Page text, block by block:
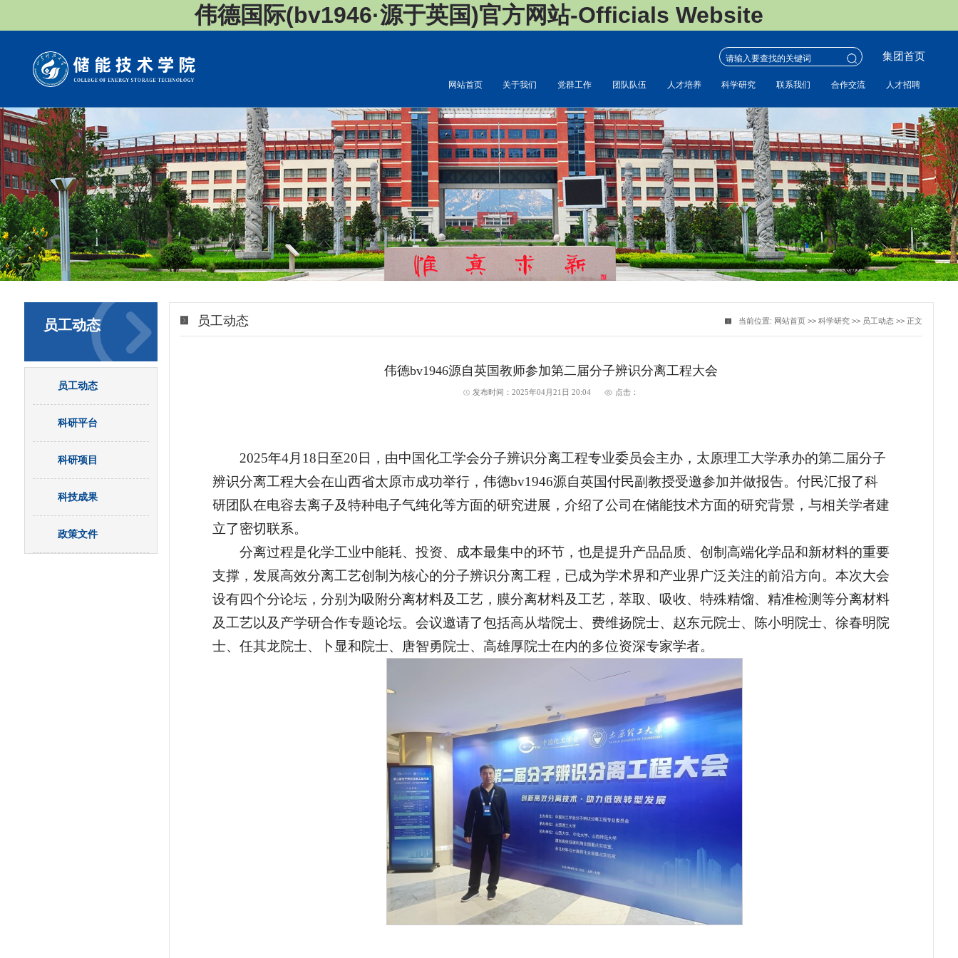
伟德国际(bv1946·源于英国)官方网站-Officials Website
集团首页
网站首页 关于我们 党群工作 团队队伍 人才培养 科学研究 联系我们 合作交流 人才招聘
员工动态
员工动态
科研平台
科研项目
科技成果
政策文件
员工动态 当前位置: 网站首页 >>科学研究 >> 员工动态 >> 正文
​伟德bv1946源自英国教师参加第二届分子辨识分离工程大会
发布时间：2025年04月21日 20:04 点击：
2025年4月18日至20日，由中国化工学会分子辨识分离工程专业委员会主办，太原理工大学承办的第二届分子
辨识分离工程大会在山西省太原市成功举行，​伟德bv1946源自英国付民副教授受邀参加并做报告。付民汇报了科
研团队在电容去离子及特种电子气纯化等方面的研究进展，介绍了公司在储能技术方面的研究背景，与相关学者建
立了密切联系。
分离过程是化学工业中能耗、投资、成本最集中的环节，也是提升产品品质、创制高端化学品和新材料的重要
支撑，发展高效分离工艺创制为核心的分子辨识分离工程，已成为学术界和产业界广泛关注的前沿方向。本次大会
设有四个分论坛，分别为吸附分离材料及工艺，膜分离材料及工艺，萃取、吸收、特殊精馏、精准检测等分离材料
及工艺以及产学研合作专题论坛。会议邀请了包括高从堦院士、费维扬院士、赵东元院士、陈小明院士、徐春明院
士、任其龙院士、卜显和院士、唐智勇院士、高雄厚院士在内的多位资深专家学者。